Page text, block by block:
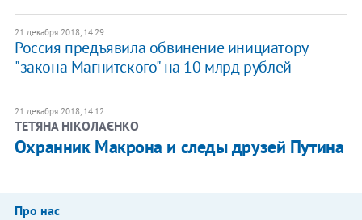
21 декабря 2018, 14:29
Россия предъявила обвинение инициатору
"закона Магнитского" на 10 млрд рублей
21 декабря 2018, 14:12
ТЕТЯНА НІКОЛАЄНКО
Охранник Макрона и следы друзей Путина
Про нас